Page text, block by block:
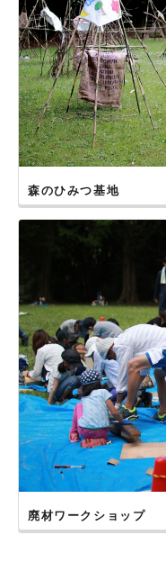
2019年11月10日
【宮崎県国富町】法華嶽
2019年10月27日
【長崎県長崎市】ながさ
2019年10月12日、13日
【大分県由布市】くじゅ
2019年６月８日
【熊本県熊本市】水前寺
2019年６月２日
2019年５月26日
【福岡県福岡市】舞鶴公
2019年５月26日
【鹿児島県鹿児島市】八
2019年５月19日
【福岡県北九州市】山田
2019年５月12日
【宮崎県宮崎市】こども
だきました。
2019年４月７日
【長崎県雲仙市】百花台
2019年３月30日、４月
【佐賀市・吉野ヶ里町】
2019年３月16日
森のひみつ基地
廃材ワークショップ